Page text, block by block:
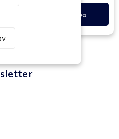
Δες Περισσότερα